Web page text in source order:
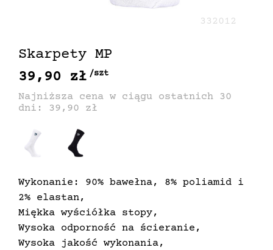
Skarpety MP
332012
39,90 zł /szt
Najniższa cena w ciągu ostatnich 30
dni: 39,90 zł
Wykonanie: 90% bawełna, 8% poliamid i
2% elastan,
Miękka wyściółka stopy,
Wysoka odporność na ścieranie,
Wysoka jakość wykonania,